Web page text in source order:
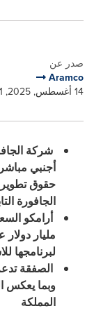
صدر عن
Aramco
14 أغسطس, 2025, 21:51 AST
شركة
أجنبي
حقوق
الجافورة
مليار
لبرنامجها
الصفقة
وبما يعكس
المملكة